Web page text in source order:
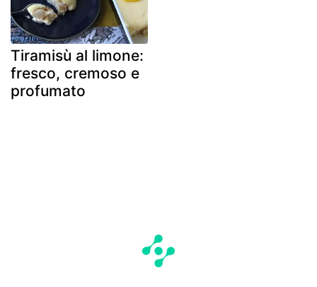
Tiramisù al limone:
fresco, cremoso e
profumato